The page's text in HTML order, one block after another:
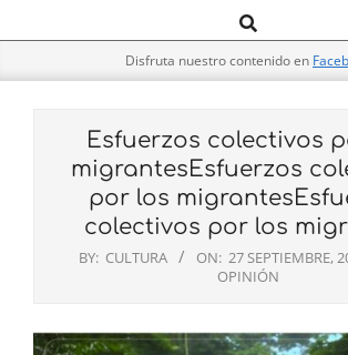
Pulso
Navigation
Search
Disfruta nuestro contenido en
Esfuerzos colectivos
migrantesEsfuerzos
por los
colectivos por los
BY: CULTURA ON: 27 SEPTIEMBRE,
OPINIÓN